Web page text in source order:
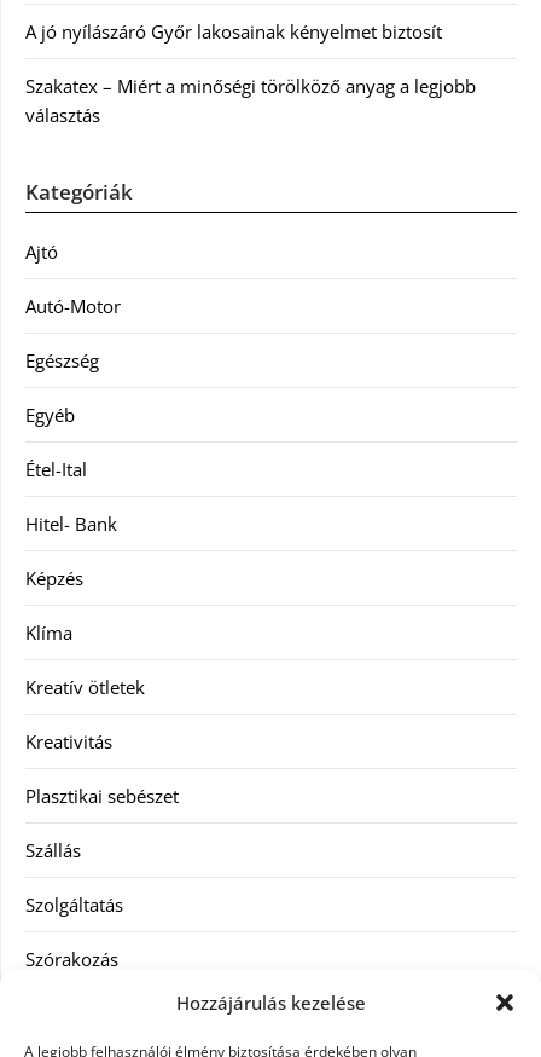
Hozzájárulás kezelése
A legjobb felhasználói élmény biztosítása érdekében olyan
A jó nyílászáró Győr lakosainak kényelmet biztosít
Szakatex – Miért a minőségi törölköző anyag a legjobb
választás
Kategóriák
Ajtó
Autó-Motor
Egészség
Egyéb
Étel-Ital
Hitel- Bank
Képzés
Klíma
Kreatív ötletek
Kreativitás
Plasztikai sebészet
Szállás
Szolgáltatás
Szórakozás